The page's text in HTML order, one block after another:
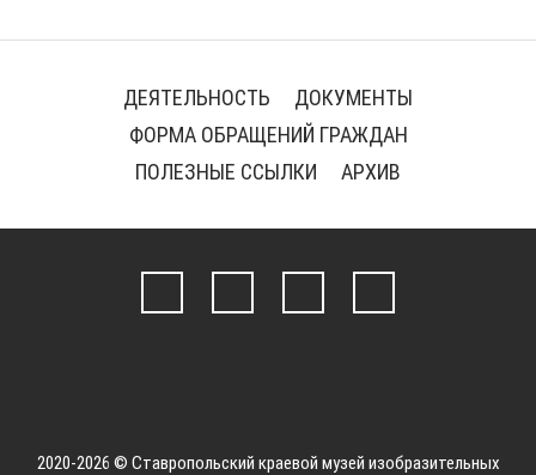
ДЕЯТЕЛЬНОСТЬ
ДОКУМЕНТЫ
ФОРМА ОБРАЩЕНИЙ ГРАЖДАН
ПОЛЕЗНЫЕ ССЫЛКИ
АРХИВ
2020-2026 © Ставропольский краевой музей изобразительных